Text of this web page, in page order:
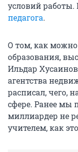
условий работы.
педагога.
О том, как
образования,
Ильдар
агентства
расписал, чего,
сфере. Ранее мы
миллиардер не
учителем, как